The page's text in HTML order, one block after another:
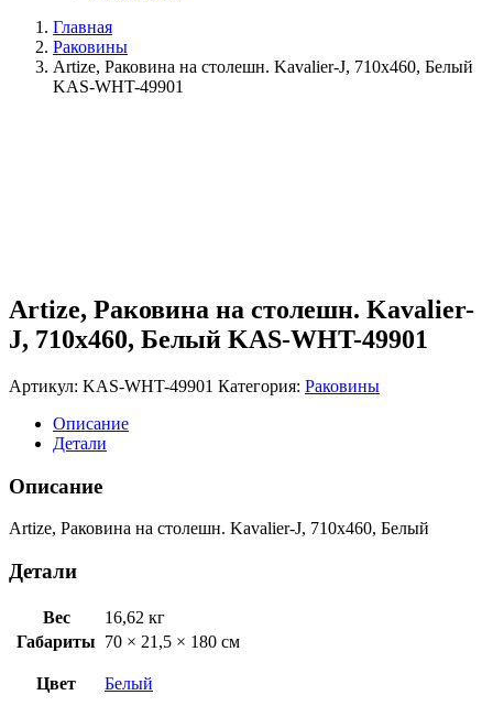
Главная
Раковины
Artize, Раковина на столешн. Kavalier-J, 710х460, Белый
KAS-WHT-49901
Artize, Раковина на столешн. Kavalier-
J, 710х460, Белый KAS-WHT-49901
Артикул: KAS-WHT-49901 Категория: Раковины
Описание
Детали
Описание
Artize, Раковина на столешн. Kavalier-J, 710х460, Белый
Детали
Вес
16,62 кг
Габариты 70 × 21,5 × 180 см
Цвет Белый